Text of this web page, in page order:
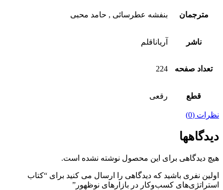
مترجمان بنفشه عطرسائی , حامد محبی
ناشر آریاناقلم
تعداد صفحه 224
قطع رقعی
نظرات (0)
دیدگاهها
هیچ دیدگاهی برای این محصول نوشته نشده است.
اولین نفری باشید که دیدگاهی را ارسال می کنید برای “کتاب
استراتژی‌های کسب‌وکار در بازارهای نوظهور”